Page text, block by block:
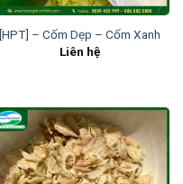
[HPT] – Cốm Dẹp – Cốm Xanh
Liên hệ